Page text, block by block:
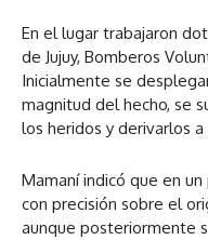
En el lugar trabajaron
de Jujuy, Bomberos
Inicialmente se
magnitud del hecho, se
los heridos y derivarlos
Mamaní indicó que en
con precisión sobre el
aunque posteriormente